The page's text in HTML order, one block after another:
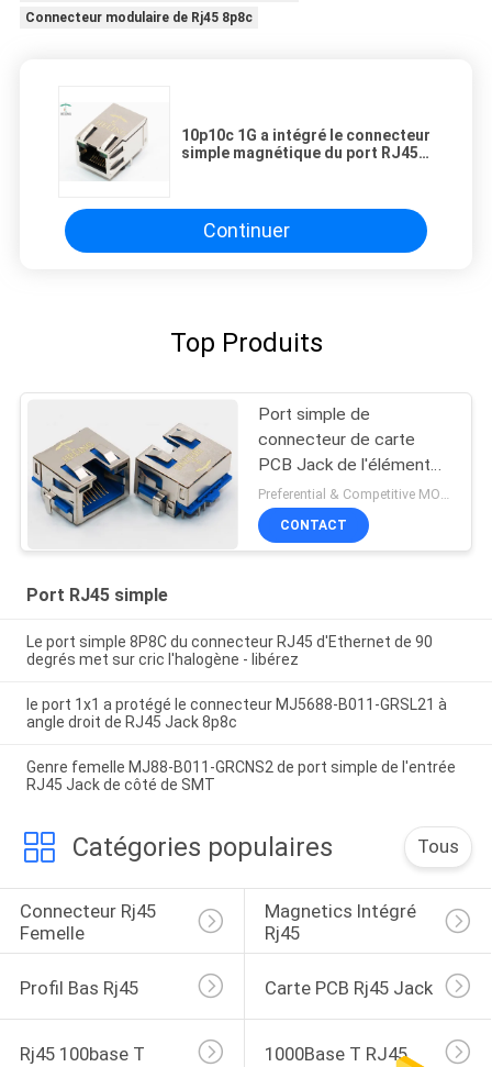
Connecteur modulaire de Rj45 8p8c
10p10c 1G a intégré le connecteur
simple magnétique du port RJ45
Continuer
Top Produits
Port simple de
connecteur de carte
PCB Jack de l'élément
LED RJ45 protégé avec
des étiquettes d'IEM
Preferential & Competitive MOQ:6000
CONTACT
Port RJ45 simple
Le port simple 8P8C du connecteur RJ45 d'Ethernet de 90
degrés met sur cric l'halogène - libérez
le port 1x1 a protégé le connecteur MJ5688-B011-GRSL21 à
angle droit de RJ45 Jack 8p8c
Genre femelle MJ88-B011-GRCNS2 de port simple de l'entrée
RJ45 Jack de côté de SMT
Catégories populaires Tous
Connecteur Rj45
Femelle
Magnetics Intégré
Rj45
Profil Bas Rj45 Carte PCB Rj45 Jack
Rj45 100base T 1000Base T RJ45